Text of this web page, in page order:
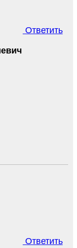
Ответить
Ответить